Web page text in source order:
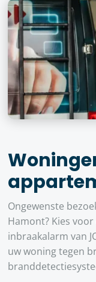
Ongewenste
Hamont? Kies
inbraakalarm van
uw woning tegen